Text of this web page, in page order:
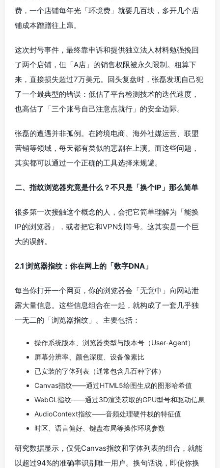
费，一个店铺每年光「环境费」就要几百块，多开几个店
铺成本蹭蹭往上窜。
这次封号事件，最终靠申诉和提供独立法人材料勉强挽回
了两个店铺，但「A店」的销售权限被永久限制。粗算下
来，直接损失超过7万美元。回头复盘时，张磊发现自己犯
了一个最典型的错误：低估了平台检测技术的迭代速度，
也高估了「三个账号自己注意点就行」的安全边际。
张磊的遭遇并非孤例。在跨境电商、海外社媒运营、联盟
营销等领域，每天都有类似的悲剧在上演。而这些问题，
其实都可以通过一个正确的工具选择来规避。
二、指纹浏览器究竟是什么？不只是「换个IP」那么简单
很多第一次接触这个概念的人，会把它简单理解为「能换
IP的浏览器」，或者把它和VPN划等号。这其实是一个巨
大的误解。
2.1 浏览器指纹：你在网上的「数字DNA」
每当你打开一个网页，你的浏览器会「无意中」向网站泄
露大量信息。这些信息组合在一起，就构成了一套几乎独
一无二的「浏览器指纹」。主要包括：
操作系统版本、浏览器类型与版本号（User-Agent）
屏幕分辨率、颜色深度、设备像素比
已安装的字体列表（通常包含几百种字体）
Canvas指纹——通过HTML5绘图生成的图形哈希值
WebGL指纹——通过3D渲染获取的GPU型号和驱动信息
AudioContext指纹——音频处理硬件栈的特征值
时区、语言偏好、键盘布局等操作环境参数
研究数据显示，仅凭Canvas指纹和字体列表的组合，就能
以超过94%的准确率识别唯一用户。换句话说，即使你换